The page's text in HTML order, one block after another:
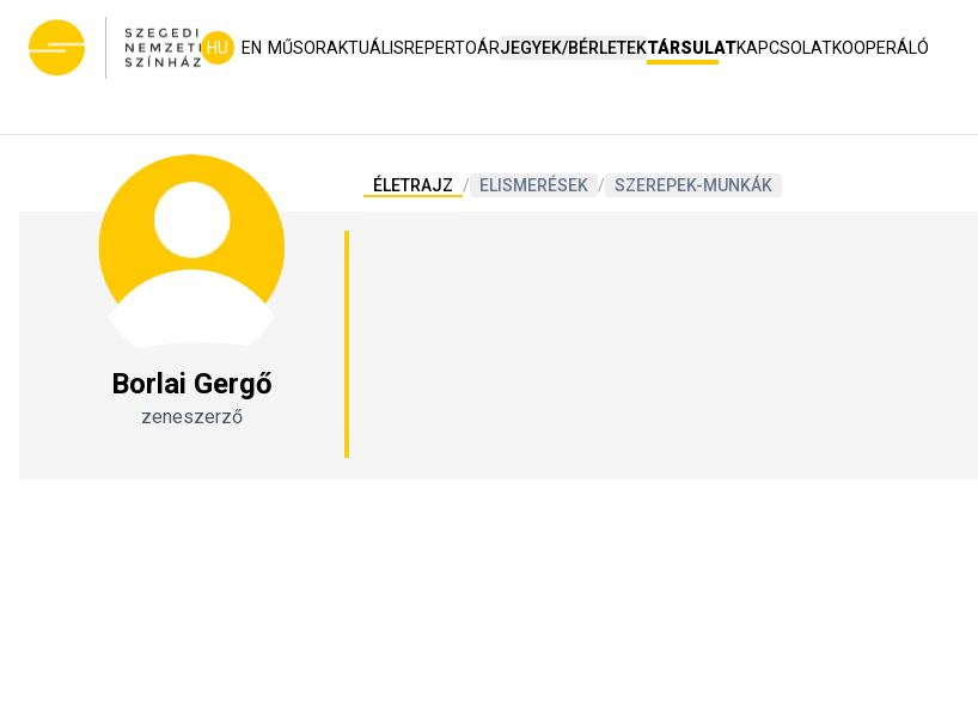
HU EN MŰSORAKTUÁLISREPERTOÁRJEGYEK/BÉRLETEKTÁRSULATKAPCSOLATKOOPERÁLÓ
Borlai Gergő
zeneszerző
ÉLETRAJZ / ELISMERÉSEK / SZEREPEK-MUNKÁK